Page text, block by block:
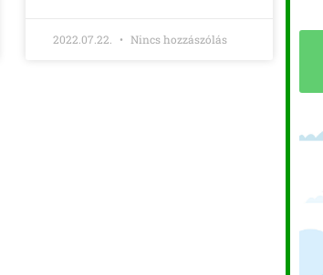
2022.07.22. Nincs hozzászólás